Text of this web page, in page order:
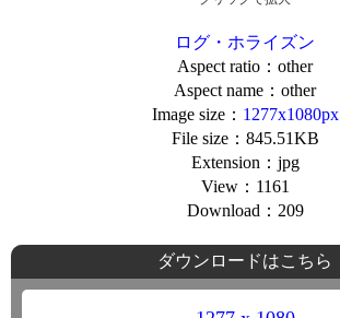
ログ・ホライズン
Aspect ratio：other
Aspect name：other
Image size： 1277x1080px
File size：845.51KB
Extension：jpg
View：1161
Download：209
ダウンロードはこちら